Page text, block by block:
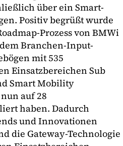
über ein Smart-
Positiv begrüßt wurde
Prozess von BMWi
Branchen-Input-
mit 535
Einsatzbereichen Sub
Smart Mobility
auf 28
haben. Dadurch
und Innovationen
die Gateway-Technologie